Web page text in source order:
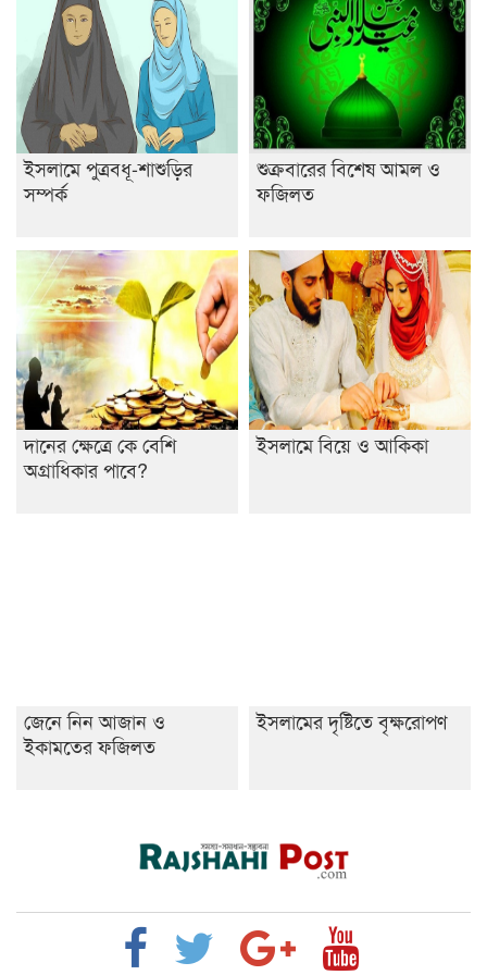
রাজশাহীতে ট্রাকচাপায় ভ্যানচালক নিহত
শেষ সময়ে ভোট কারচুরি অভিযোগ আবিদের
ইসলামে পুত্রবধূ-শাশুড়ির
সম্পর্ক
শুক্রবারের বিশেষ আমল ও
ফজিলত
দানের ক্ষেত্রে কে বেশি
অগ্রাধিকার পাবে?
ইসলামে বিয়ে ও আকিকা
জেনে নিন আজান ও
ইকামতের ফজিলত
ইসলামের দৃষ্টিতে বৃক্ষরোপণ